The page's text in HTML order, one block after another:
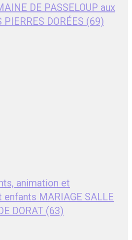
DE PASSELOUP aux
PIERRES DORÉES (69)
animation et
enfants MARIAGE SALLE
DORAT (63)